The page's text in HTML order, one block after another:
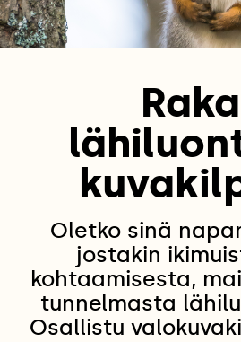
Oletko sinä
jostakin
kohtaamisesta,
tunnelmasta
Osallistu